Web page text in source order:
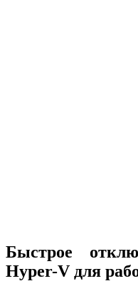
Быстрое
Hyper-V для